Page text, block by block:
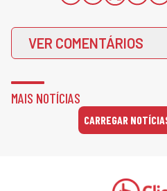
VER COMENTÁRIOS
MAIS NOTÍCIAS
CARREGAR